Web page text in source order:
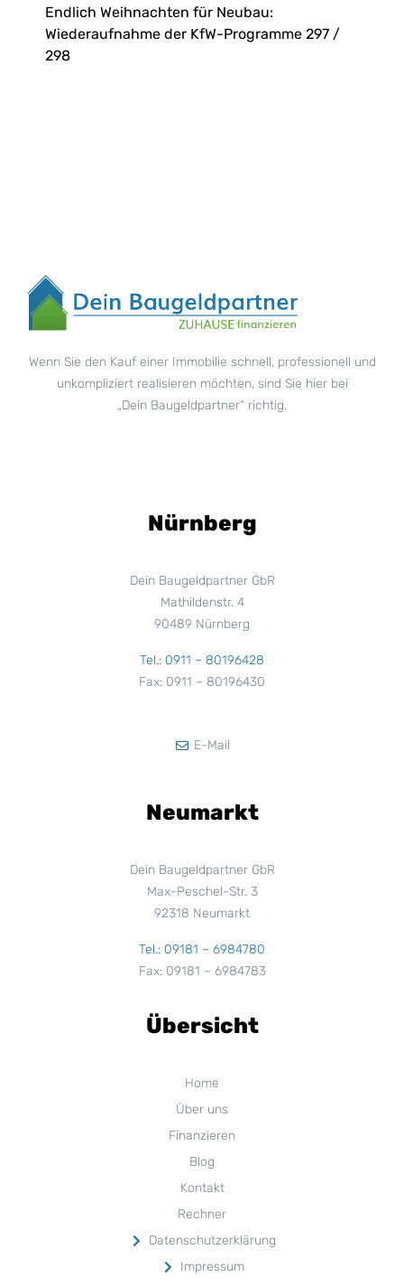
Endlich Weihnachten für Neubau:
Wiederaufnahme der KfW-Programme 297 /
298
Wenn Sie den Kauf einer Immobilie schnell, professionell und
unkompliziert realisieren möchten, sind Sie hier bei
„Dein Baugeldpartner“ richtig.
Nürnberg
Dein Baugeldpartner GbR
Mathildenstr. 4
90489 Nürnberg
Tel.: 0911 – 80196428
Fax: 0911 – 80196430
E-Mail
Neumarkt
Dein Baugeldpartner GbR
Max-Peschel-Str. 3
92318 Neumarkt
Tel.: 09181 – 6984780
Fax: 09181 – 6984783
Übersicht
Home
Über uns
Finanzieren
Blog
Kontakt
Rechner
Datenschutzerklärung
Impressum